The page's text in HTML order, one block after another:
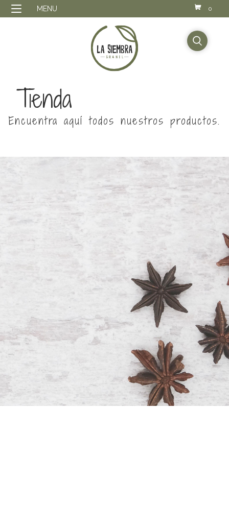
MENU 0
buscador
Tienda
Encuentra aquí todos nuestros productos.